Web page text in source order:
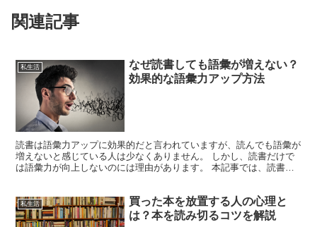
関連記事
私生活
なぜ読書しても語彙が増えない？
効果的な語彙力アップ方法
読書は語彙力アップに効果的だと言われていますが、読んでも語彙が
増えないと感じている人は少なくありません。 しかし、読書だけで
は語彙力が向上しないのには理由があります。 本記事では、読書し
私生活
買った本を放置する人の心理と
は？本を読み切るコツを解説